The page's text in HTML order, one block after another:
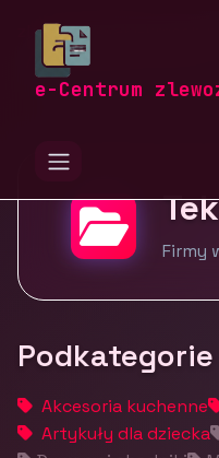
e-Centrum
zlewozmywaki-krosch.pl
Wyposażenie domu
Firmy
Podkategorie
Akcesoria kuchenne
Artykuły dla dziecka